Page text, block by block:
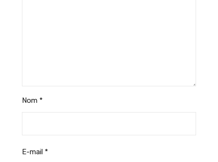
Nom *
E-mail *